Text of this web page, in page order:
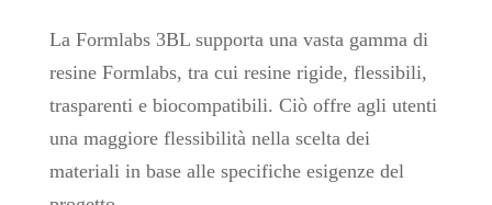
La Formlabs 3BL supporta una vasta gamma di
resine Formlabs, tra cui resine rigide, flessibili,
trasparenti e biocompatibili. Ciò offre agli utenti
una maggiore flessibilità nella scelta dei
materiali in base alle specifiche esigenze del